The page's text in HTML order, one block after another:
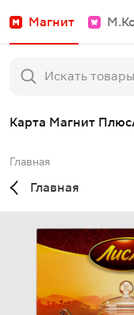
Магнит
Карта Магнит Плюс
Главная
Главная